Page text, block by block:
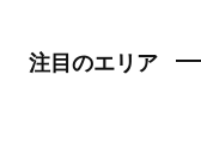
注目のエリア